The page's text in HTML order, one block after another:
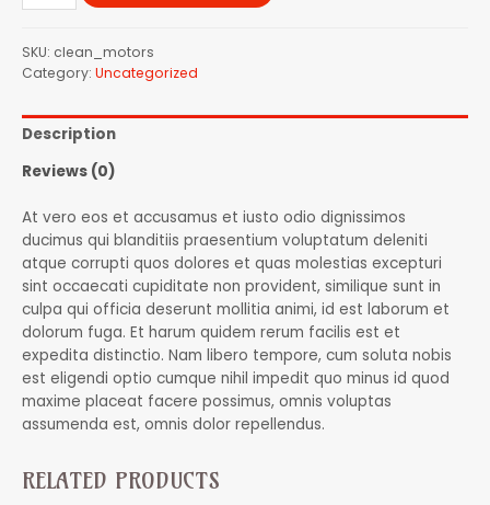
SKU: clean_motors
Category: Uncategorized
Description
Reviews (0)
At vero eos et accusamus et iusto odio dignissimos
ducimus qui blanditiis praesentium voluptatum deleniti
atque corrupti quos dolores et quas molestias excepturi
sint occaecati cupiditate non provident, similique sunt in
culpa qui officia deserunt mollitia animi, id est laborum et
dolorum fuga. Et harum quidem rerum facilis est et
expedita distinctio. Nam libero tempore, cum soluta nobis
est eligendi optio cumque nihil impedit quo minus id quod
maxime placeat facere possimus, omnis voluptas
assumenda est, omnis dolor repellendus.
RELATED PRODUCTS